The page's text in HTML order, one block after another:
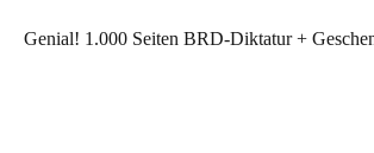
Genial! 1.000 Seiten BRD-Diktatur +